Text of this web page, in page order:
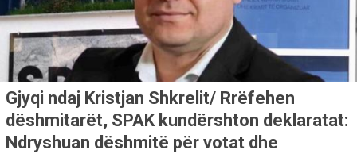
Gjyqi ndaj Kristjan Shkrelit/ Rrëfehen
dëshmitarët, SPAK kundërshton deklaratat:
Ndryshuan dëshmitë për votat dhe